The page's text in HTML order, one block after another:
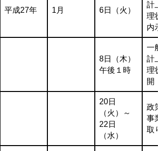
平成27年 1月 6日（火）
計
理
内示
8日（木）
午後１時
一
計
理
開
20日
（火）～
22日
（水）
政
事
取り